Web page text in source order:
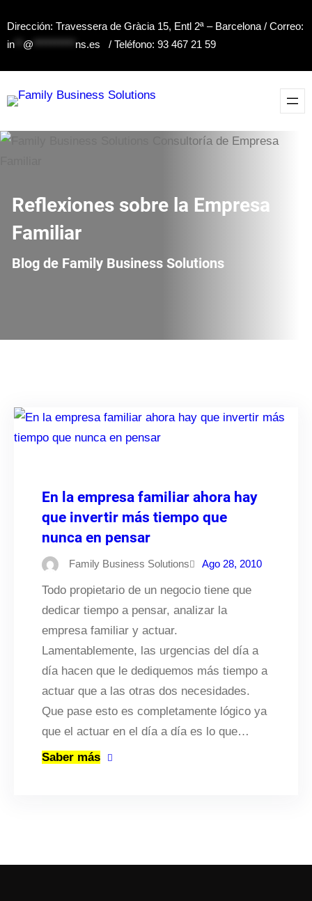
al
contenido
Dirección: Travessera de Gràcia 15, Entl 2ª – Barcelona / Correo:
in
@ ns.es / Teléfono: 93 467 21 59
Reflexiones sobre la Empresa
Familiar
Blog de Family Business Solutions
En la empresa familiar ahora hay
que invertir más tiempo que
nunca en pensar
Family Business Solutions Ago 28, 2010
Todo propietario de un negocio tiene que
dedicar tiempo a pensar, analizar la
empresa familiar y actuar.
Lamentablemente, las urgencias del día a
día hacen que le dediquemos más tiempo a
actuar que a las otras dos necesidades.
Que pase esto es completamente lógico ya
que el actuar en el día a día es lo que…
Saber más